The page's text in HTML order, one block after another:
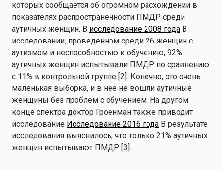
которых сообщается об огромном расхождении в
показателях распространенности ПМДР среди
аутичных женщин. В исследование 2008 года В
исследовании, проведенном среди 26 женщин с
аутизмом и неспособностью к обучению, 92%
аутичных женщин испытывали ПМДР по сравнению
с 11% в контрольной группе [2]. Конечно, это очень
маленькая выборка, и в нее не вошли аутичные
женщины без проблем с обучением. На другом
конце спектра доктор Гроенман также приводит
исследование Исследование 2016 года В результате
исследования выяснилось, что только 21% аутичных
женщин испытывают ПМДР [3].